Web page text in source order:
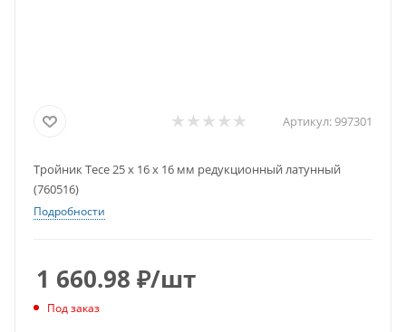
Артикул:997301
Тройник Tece 25 х 16 х 16 мм редукционный латунный
(760516)
Подробности
1 660.98 ₽/шт
Под заказ